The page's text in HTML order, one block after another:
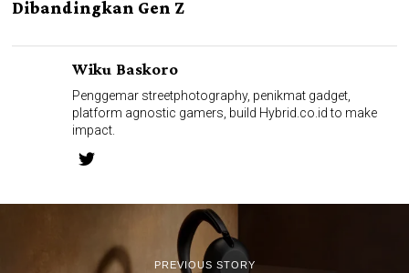
Dibandingkan Gen Z
Wiku Baskoro
Penggemar streetphotography, penikmat gadget,
platform agnostic gamers, build Hybrid.co.id to make
impact.
PREVIOUS STORY